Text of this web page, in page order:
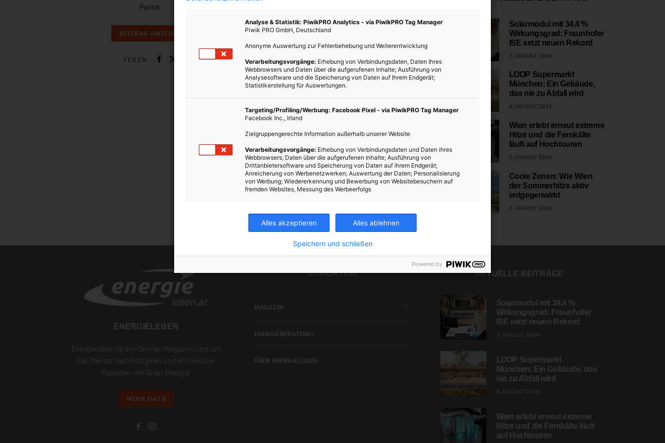
Politik.
BEITRAG ANSEHEN
TEILEN
Solarmodul mit 34,4 %
Wirkungsgrad: Fraunhofer
ISE setzt neuen Rekord
7. AUGUST 2026
LOOP Supermarkt
München: Ein Gebäude,
das nie zu Abfall wird
6. AUGUST 2026
Wien erlebt erneut extreme
Hitze und die Fernkälte
läuft auf Hochtouren
5. AUGUST 2026
Coole Zonen: Wie Wien
der Sommerhitze aktiv
entgegenwirkt
3. AUGUST 2026
ENERGIELEBEN
Energieleben ist ein Online-Magazin rund um
das Thema Nachhaltigkeit und ein Service-
Ratgeber von Wien Energie.
MEHR DAZU
NAVIGATION
MAGAZIN
ENERGIEBERATUNG
ÜBER ENERGIELEBEN
AKTUELLE BEITRÄGE
Solarmodul mit 34,4 %
Wirkungsgrad: Fraunhofer
ISE setzt neuen Rekord
LOOP Supermarkt
München: Ein Gebäude, das
nie zu Abfall wird
Wien erlebt erneut extreme
Hitze und die Fernkälte läuft
auf Hochtouren
Analyse & Statistik: PiwikPRO Analytics - via PiwikPRO Tag Manager
Piwik PRO GmbH, Deutschland
Anonyme Auswertung zur Fehlerbehebung und Weiterentwicklung
Verarbeitungsvorgänge: Erhebung von Verbindungsdaten, Daten Ihres
Webbrowsers und Daten über die aufgerufenen Inhalte; Ausführung von
Analysesoftware und die Speicherung von Daten auf Ihrem Endgerät;
Statistikerstellung für Auswertungen.
Targeting/Profiling/Werbung: Facebook Pixel - via PiwikPRO Tag Manager
Facebook Inc., Irland
Zielgruppengerechte Information außerhalb unserer Website
Verarbeitungsvorgänge: Erhebung von Verbindungsdaten und Daten ihres
Webbrowsers; Daten über die aufgerufenen Inhalte; Ausführung von
Drittanbietersoftware und Speicherung von Daten auf ihrem Endgerät;
Anreicherung von Werbenetzwerken; Auswertung der Daten; Personalisierung
von Werbung; Wiedererkennung und Bewerbung von Websitebesuchern auf
fremden Websites, Messung des Werbeerfolgs
Alles akzeptieren Alles ablehnen
Speichern und schließen
Powered by